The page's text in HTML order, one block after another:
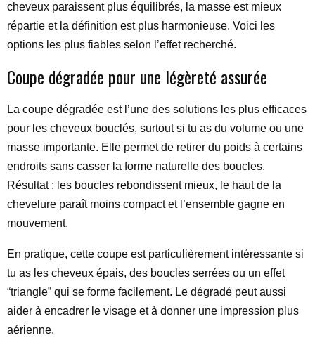
cheveux paraissent plus équilibrés, la masse est mieux
répartie et la définition est plus harmonieuse. Voici les
options les plus fiables selon l’effet recherché.
Coupe dégradée pour une légèreté assurée
La coupe dégradée est l’une des solutions les plus efficaces
pour les cheveux bouclés, surtout si tu as du volume ou une
masse importante. Elle permet de retirer du poids à certains
endroits sans casser la forme naturelle des boucles.
Résultat : les boucles rebondissent mieux, le haut de la
chevelure paraît moins compact et l’ensemble gagne en
mouvement.
En pratique, cette coupe est particulièrement intéressante si
tu as les cheveux épais, des boucles serrées ou un effet
“triangle” qui se forme facilement. Le dégradé peut aussi
aider à encadrer le visage et à donner une impression plus
aérienne.